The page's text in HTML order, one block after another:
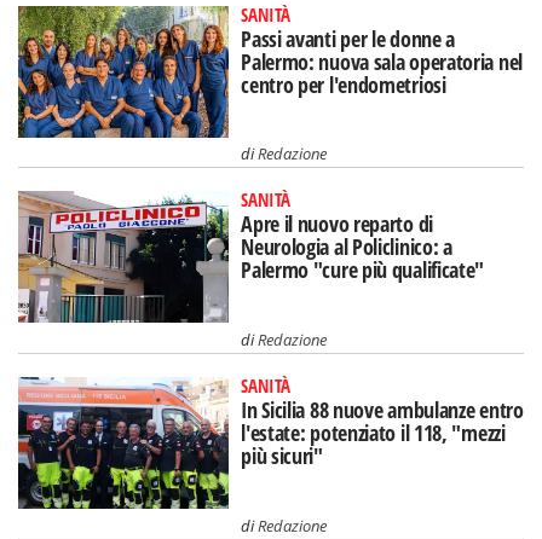
SANITÀ
Passi avanti per le donne a
Palermo: nuova sala operatoria nel
centro per l'endometriosi
diRedazione
SANITÀ
Apre il nuovo reparto di
Neurologia al Policlinico: a
Palermo "cure più qualificate"
diRedazione
SANITÀ
In Sicilia 88 nuove ambulanze entro
l'estate: potenziato il 118, "mezzi
più sicuri"
diRedazione